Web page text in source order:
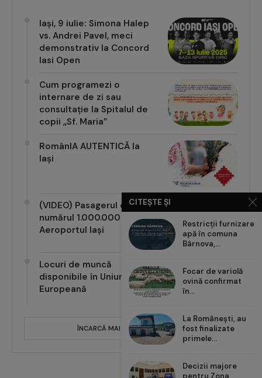
Iași, 9 iulie: Simona Halep
vs. Andrei Pavel, meci
demonstrativ la Concord
Iasi Open
Cum programezi o
internare de zi sau
consultație la Spitalul de
copii „Sf. Maria”
RomânIA AUTENTICĂ la
Iași
(VIDEO) Pasagerul cu
numărul 1.000.000 pe
Aeroportul Iași
Locuri de muncă
disponibile în Uniunea
Europeană
ÎNCARCĂ MAI MULTE POSTĂRI
CITEȘTE ȘI
Restricții furnizare
apă în comuna
Bârnova,...
Focar de variolă
ovină confirmat
în...
La Românești, au
fost finalizate
primele...
Decizii majore
pentru Zona